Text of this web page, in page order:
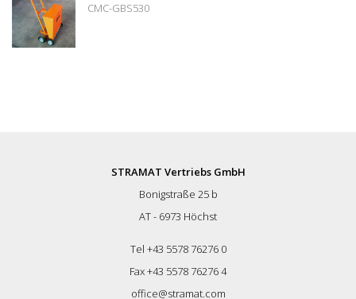
CMC-GBS530
STRAMAT Vertriebs GmbH
Bonigstraße 25 b
AT - 6973 Höchst
Tel +43 5578 76276 0
Fax +43 5578 76276 4
office@stramat.com